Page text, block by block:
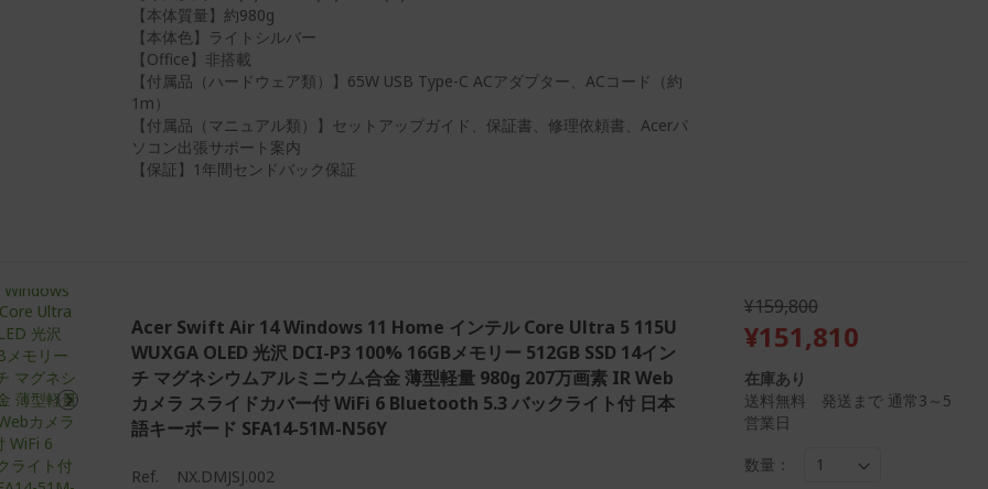
【本体質量】約980g
【本体色】ライトシルバー
【Office】非搭載
【付属品（ハードウェア類）】65W USB Type-C ACアダプター、ACコード（約
1m）
【付属品（マニュアル類）】セットアップガイド、保証書、修理依頼書、Acerパ
ソコン出張サポート案内
【保証】1年間センドバック保証
Acer Swift Air 14 Windows 11 Home インテル Core Ultra 5 115U
WUXGA OLED 光沢 DCI-P3 100% 16GBメモリー 512GB SSD 14イン
チ マグネシウムアルミニウム合金 薄型軽量 980g 207万画素 IR Web
カメラ スライドカバー付 WiFi 6 Bluetooth 5.3 バックライト付 日本
語キーボード SFA14-51M-N56Y
Ref. NX.DMJSJ.002
¥159,800
¥151,810
在庫あり
送料無料 発送まで 通常3～5
営業日
数量：